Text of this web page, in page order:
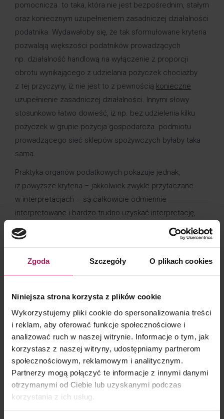
Zgoda Szczegóły O plikach cookies
Niniejsza strona korzysta z plików cookie
Wykorzystujemy pliki cookie do spersonalizowania treści
i reklam, aby oferować funkcje społecznościowe i
analizować ruch w naszej witrynie. Informacje o tym, jak
korzystasz z naszej witryny, udostępniamy partnerom
społecznościowym, reklamowym i analitycznym.
Partnerzy mogą połączyć te informacje z innymi danymi
otrzymanymi od Ciebie lub uzyskanymi podczas
korzystania z ich usług.
pomocnicza to taka, która nie jest bezpośrednim, stałym
oraz koniecznym uzupełnieniem zasadniczej działalności
podatnika. Wydawałoby się, że tak sformułowane kryteria
pozwalają większości podatników prowadzących
np. działalność handlową na wyłączenie z proporcji
obrotu wynikającego z udzielania pożyczek chociażby
z tej przyczyny, iż nie jest to z pewnością konieczne
uzupełnienie zasadniczej działalności. Innymi słowy
stosunkowo łatwo dowieść, iż np. bez udzielenia kilku
pożyczek w grupie pozycja gospodarcza podmiotu
prowadzącego sieć sklepów spożywczych byłaby taka
sama.
Praktyka organów podatkowych pokazuje jednak,
iż powyższe kryteria – jakkolwiek zwykle przytaczane
w interpretacjach – są całkowicie odmiennie
interpretowane i bardzo trudno uzyskać interpretację,
iż działalność w ramach której pojawiają się usługi
zwolnione z VAT jest działalnością pomocniczą.
dają organom podatkowym przestrzeń do rozstrzygania
się to przyjęciem możliwie najbardziej restrykcyjnego
bezkrytycznie powielane w następnych interpretacjach.
Na zmianę takiego podejścia czekamy praktycznie
od wprowadzenia obecnego systemu podatkowego
i wygląda na to że poczekamy jeszcze długo …